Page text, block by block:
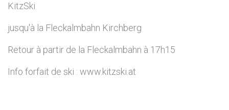
KitzSki
jusqu'à la Fleckalmbahn Kirchberg
Retour à partir de la Fleckalmbahn à 17h15
Info forfait de ski : www.kitzski.at